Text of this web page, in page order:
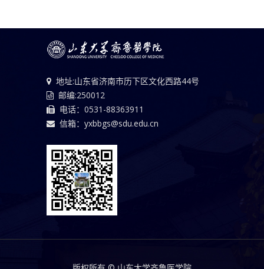
地址:山东省济南市历下区文化西路44号
邮编:250012
电话：0531-88363911
信箱：yxbbgs@sdu.edu.cn